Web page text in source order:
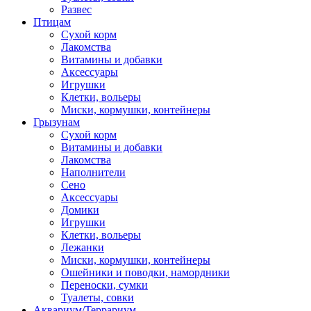
Развес
Птицам
Сухой корм
Лакомства
Витамины и добавки
Аксессуары
Игрушки
Клетки, вольеры
Миски, кормушки, контейнеры
Грызунам
Сухой корм
Витамины и добавки
Лакомства
Наполнители
Сено
Аксессуары
Домики
Игрушки
Клетки, вольеры
Лежанки
Миски, кормушки, контейнеры
Ошейники и поводки, намордники
Переноски, сумки
Туалеты, совки